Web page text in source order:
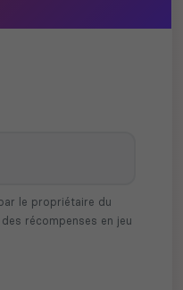
le propriétaire du
récompenses en jeu